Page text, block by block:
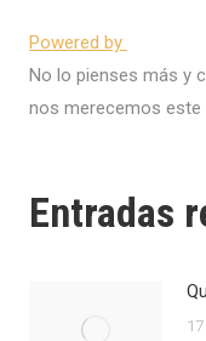
Powered by
No lo pienses más y
nos merecemos este
Entradas